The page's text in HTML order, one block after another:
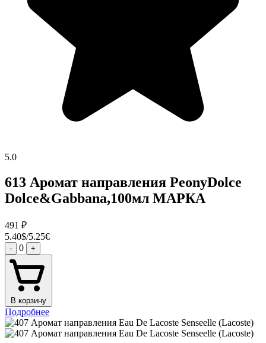
5.0
613 Аромат направления PeonyDolce
Dolce&Gabbana,100мл МАРКА
491 ₽
5.40$/5.25€
- 0 +
В корзину
Подробнее